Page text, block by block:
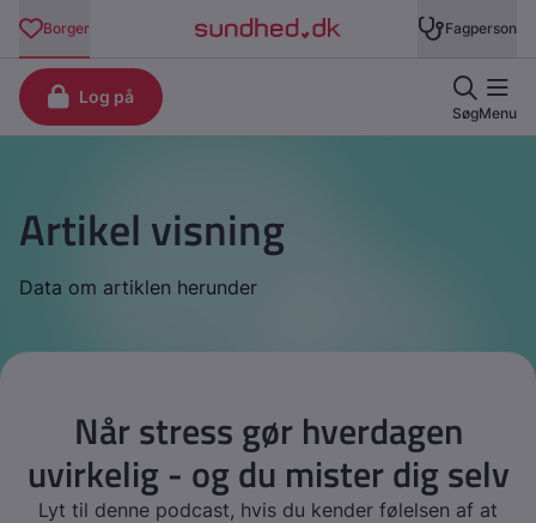
Artikel visning
Data om artiklen herunder
Når stress gør hverdagen
uvirkelig - og du mister dig selv
Lyt til denne podcast, hvis du kender følelsen af at